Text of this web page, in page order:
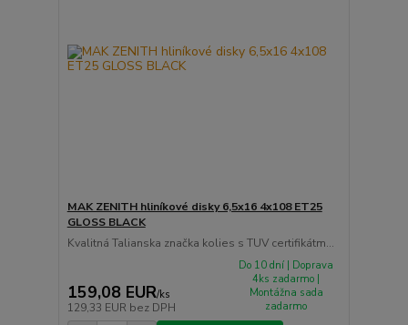
MAK ZENITH hliníkové disky 6,5x16 4x108 ET25
GLOSS BLACK
Kvalitná Talianska značka kolies s TUV certifikátm...
159,08 EUR/ks
129,33 EUR bez DPH
Do 10 dní | Doprava
4ks zadarmo |
Montážna sada
zadarmo